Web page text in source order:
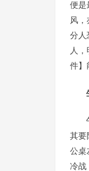
便是
风，
分人
人
件】
其要
公桌
冷战